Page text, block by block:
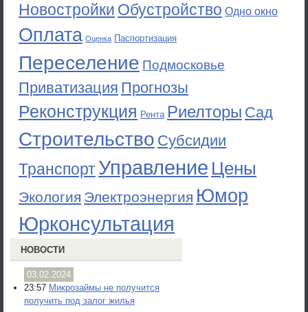
Новостройки Обустройство Одно окно
Оплата Оценка Паспортизация
Переселение Подмосковье
Приватизация Прогнозы
Реконструкция Рента Риелторы Сад
Строительство Субсидии
ТранспортУправление Цены
Экология Электроэнергия Юмор
Юрконсультация
НОВОСТИ
03.02.2024
23:57 Микрозаймы не получится
получить под залог жилья